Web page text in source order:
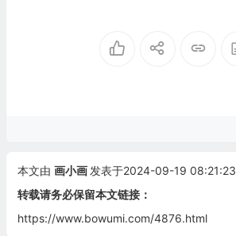
本文由 画小画 发表于2024-09-19 08:21:23
转载请务必保留本文链接：
https://www.bowumi.com/4876.html